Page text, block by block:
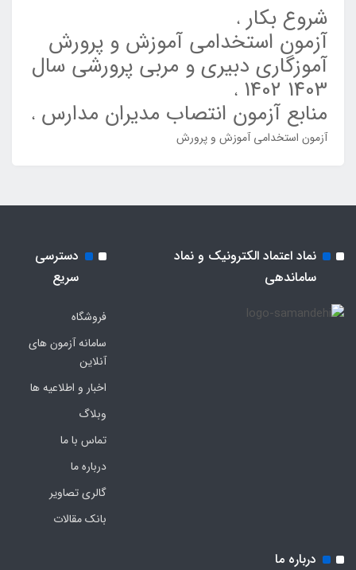
شروع بکار
آزمون استخدامی آموزش و پرورش
آموزگاری دبیری و مربی پرورشی سال
1403 1402
منابع آزمون انتصاب مدیران مدارس
آزمون استخدامی آموزش و پرورش
نماد اعتماد الکترونیک و نماد
ساماندهی
دسترسی
سریع
فروشگاه
سامانه آزمون های
آنلاین
اخبار و اطلاعیه ها
وبلاگ
تماس با ما
درباره ما
گالری تصاویر
بانک مقالات
درباره ما